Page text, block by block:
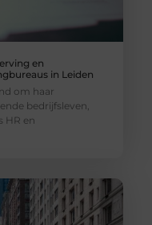
en
in Leiden
om haar
bedrijfsleven,
HR en